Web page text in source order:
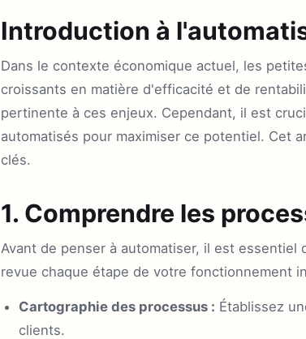
Introduction à
Dans le contexte économique actuel, les
croissants en matière d'efficacité et de
pertinente à ces enjeux. Cependant, il est
automatisés pour maximiser ce potentiel. Cet
clés.
1. Comprendre les
Avant de penser à automatiser, il est
revue chaque étape de votre fonctionnement
Cartographie des processus : Établissez
clients.